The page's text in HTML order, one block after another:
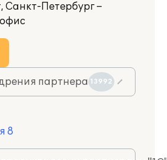
Санкт-Петербург –
партнера 13992
8